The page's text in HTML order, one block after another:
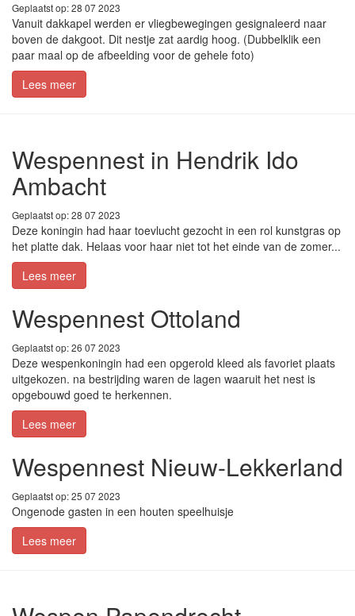
Geplaatst op: 28 07 2023
Vanuit dakkapel werden er vliegbewegingen gesignaleerd naar
boven de dakgoot. Dit nestje zat aardig hoog. (Dubbelklik een
paar maal op de afbeelding voor de gehele foto)
Lees meer
Wespennest in Hendrik Ido
Ambacht
Geplaatst op: 28 07 2023
Deze koningin had haar toevlucht gezocht in een rol kunstgras op
het platte dak. Helaas voor haar niet tot het einde van de zomer...
Lees meer
Wespennest Ottoland
Geplaatst op: 26 07 2023
Deze wespenkoningin had een opgerold kleed als favoriet plaats
uitgekozen. na bestrijding waren de lagen waaruit het nest is
opgebouwd goed te herkennen.
Lees meer
Wespennest Nieuw-Lekkerland
Geplaatst op: 25 07 2023
Ongenode gasten in een houten speelhuisje
Lees meer